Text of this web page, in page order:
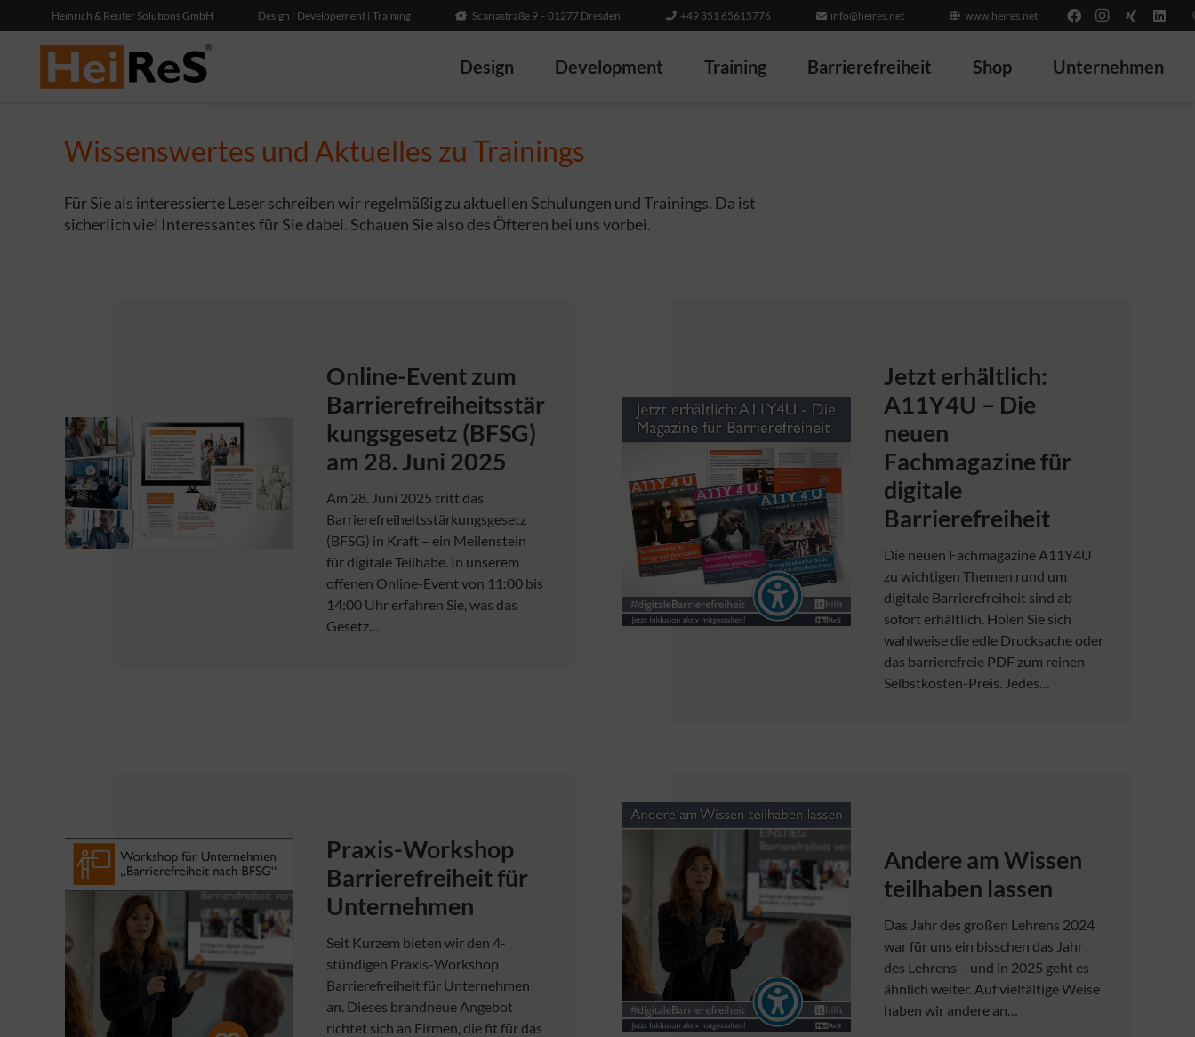
Heinrich & Reuter Solutions GmbH Design | Developement | Training Scariastraße 9 – 01277 Dresden +49 351 65615776 info@heires.net www.heires.net
Design Development Training Barrierefreiheit Shop Unternehmen
Wissenswertes und Aktuelles zu Trainings
Für Sie als interessierte Leser schreiben wir regelmäßig zu aktuellen Schulungen und Trainings. Da ist
sicherlich viel Interessantes für Sie dabei. Schauen Sie also des Öfteren bei uns vorbei.
Online-Event zum
Barrierefreiheitsstär
kungsgesetz (BFSG)
am 28. Juni 2025
Am 28. Juni 2025 tritt das
Barrierefreiheitsstärkungsgesetz
(BFSG) in Kraft – ein Meilenstein
für digitale Teilhabe. In unserem
offenen Online-Event von 11:00 bis
14:00 Uhr erfahren Sie, was das
Gesetz…
Jetzt erhältlich:
A11Y4U – Die
neuen
Fachmagazine für
digitale
Barrierefreiheit
Die neuen Fachmagazine A11Y4U
zu wichtigen Themen rund um
digitale Barrierefreiheit sind ab
sofort erhältlich. Holen Sie sich
wahlweise die edle Drucksache oder
das barrierefreie PDF zum reinen
Selbstkosten-Preis. Jedes…
Praxis-Workshop
Barrierefreiheit für
Unternehmen
Seit Kurzem bieten wir den 4-
stündigen Praxis-Workshop
Barrierefreiheit für Unternehmen
an. Dieses brandneue Angebot
richtet sich an Firmen, die fit für das
Andere am Wissen
teilhaben lassen
Das Jahr des großen Lehrens 2024
war für uns ein bisschen das Jahr
des Lehrens – und in 2025 geht es
ähnlich weiter. Auf vielfältige Weise
haben wir andere an…